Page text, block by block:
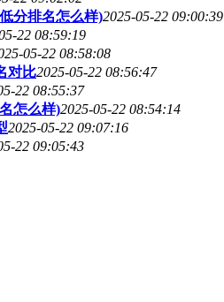
分排名怎么样)2025-05-22 09:00:39
22 08:59:19
05-22 08:58:08
对比2025-05-22 08:56:47
22 08:55:37
怎么样)2025-05-22 08:54:14
2025-05-22 09:07:16
22 09:05:43